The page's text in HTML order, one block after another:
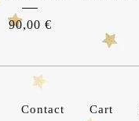
90,00 €
Contact Cart